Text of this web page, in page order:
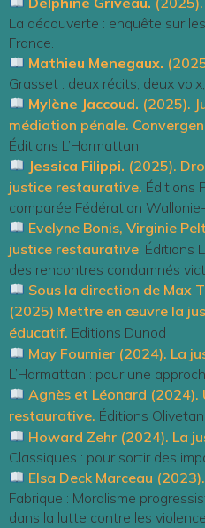
La découverte : enquête sur
France.
Mathieu Menegaux.
Grasset : deux récits, deux
Mylène Jaccoud. (2025).
médiation pénale.
Éditions L’Harmattan.
Jessica Filippi. (2025).
justice restaurative. Éditions
comparée Fédération
Evelyne Bonis, Virginie
justice restaurative. Éditions
des rencontres condamnés
Sous la direction de Max
(2025) Mettre en œuvre la
éducatif. Editions Dunod
May Fournier (2024). La
L’Harmattan : pour une
Agnès et Léonard (2024).
restaurative. Éditions
Howard Zehr (2024). La
Classiques : pour sortir des
Elsa Deck Marceau
Fabrique : Moralisme
dans la lutte contre les